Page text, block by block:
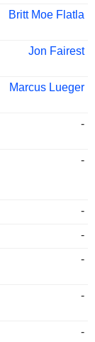
Britt Moe Flatla
Jon Fairest
Marcus Lueger
-
-
-
-
-
-
-